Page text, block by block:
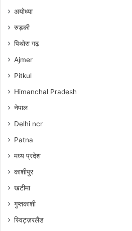
अयोध्या
रुड़की
पिथोरा गढ़
Ajmer
Pitkul
Himanchal Pradesh
नेपाल
Delhi ncr
Patna
मध्य प्रदेश
काशीपुर
खटीमा
गुप्तकाशी
स्विट्ज़रलैंड